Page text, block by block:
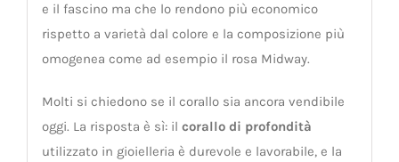
e il fascino ma che lo rendono più economico
rispetto a varietà dal colore e la composizione più
omogenea come ad esempio il rosa Midway.
Molti si chiedono se il corallo sia ancora vendibile
oggi. La risposta è sì: il corallo di profondità
utilizzato in gioielleria è durevole e lavorabile, e la